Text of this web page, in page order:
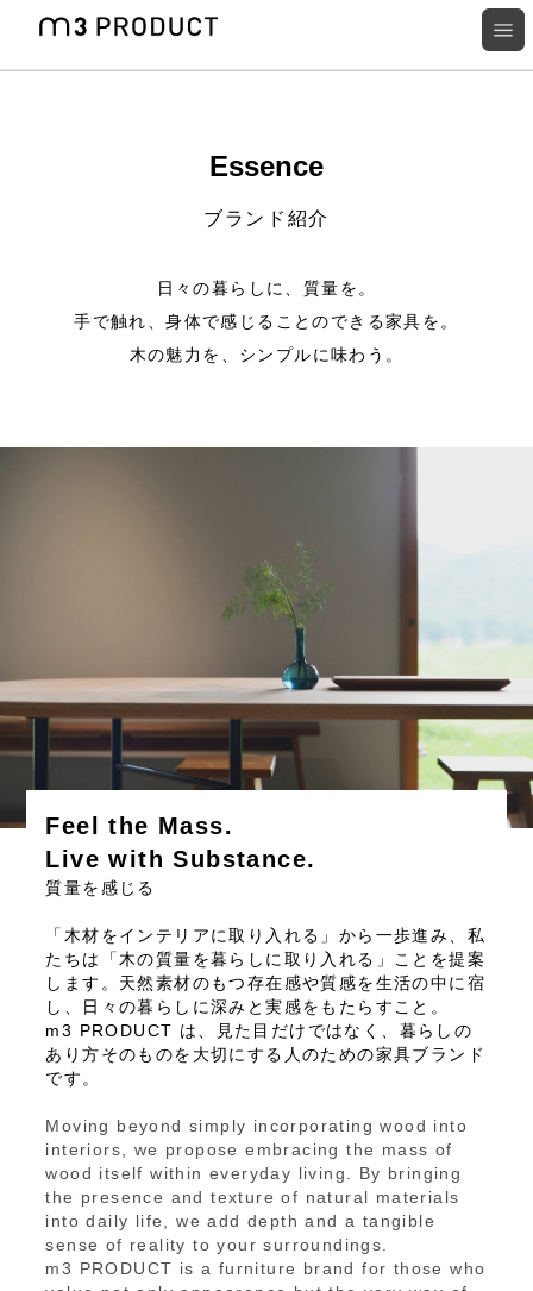
Essence
ブランド紹介
日々の暮らしに、質量を。
手で触れ、身体で感じることのできる家具を。
木の魅力を、シンプルに味わう。
Feel the Mass.
Live with Substance.
質量を感じる
「木材をインテリアに取り入れる」から一歩進み、私
たちは「木の質量を暮らしに取り入れる」ことを提案
します。天然素材のもつ存在感や質感を生活の中に宿
し、日々の暮らしに深みと実感をもたらすこと。
m3 PRODUCT は、見た目だけではなく、暮らしの
あり方そのものを大切にする人のための家具ブランド
です。
Moving beyond simply incorporating wood into
interiors, we propose embracing the mass of
wood itself within everyday living. By bringing
the presence and texture of natural materials
into daily life, we add depth and a tangible
sense of reality to your surroundings.
m3 PRODUCT is a furniture brand for those who